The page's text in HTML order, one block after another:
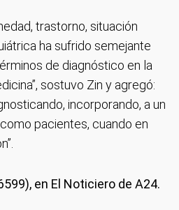
trastorno, situación
ha sufrido semejante
de diagnóstico en la
sostuvo Zin y agregó:
incorporando, a un
pacientes, cuando en
en El Noticiero de A24.